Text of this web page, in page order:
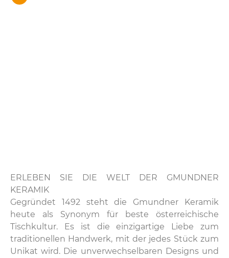
ERLEBEN SIE DIE WELT DER GMUNDNER
KERAMIK
Gegründet 1492 steht die Gmundner Keramik
heute als Synonym für beste österreichische
Tischkultur. Es ist die einzigartige Liebe zum
traditionellen Handwerk, mit der jedes Stück zum
Unikat wird. Die unverwechselbaren Designs und